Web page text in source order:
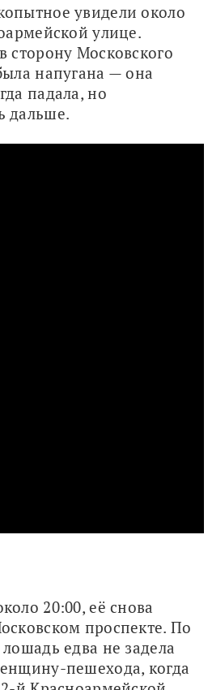
увидели около
улице.
сторону Московского
напугана — она
падала, но
дальше.
20:00, её снова
проспекте. По
едва не задела
пешехода, когда